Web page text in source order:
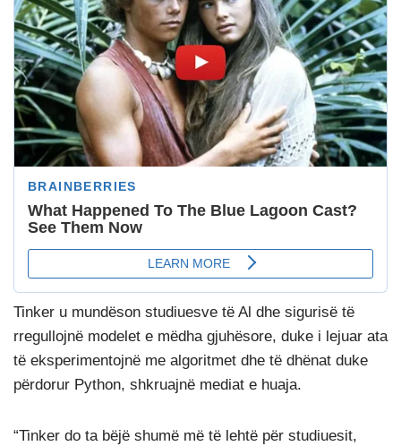
Tinker u mundëson studiuesve të Al dhe sigurisë të
rregullojnë modelet e mëdha gjuhësore, duke i lejuar ata
të eksperimentojnë me algoritmet dhe të dhënat duke
përdorur Python, shkruajnë mediat e huaja.
“Tinker do ta bëjë shumë më të lehtë për studiuesit,